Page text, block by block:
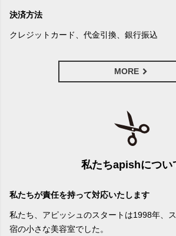
決済方法
クレジットカード、代金引換、銀行振込
MORE
私たちapishについ
私たちが責任を持って対応いたします
私たち、アピッシュのスタートは1998年、
宿の小さな美容室でした。